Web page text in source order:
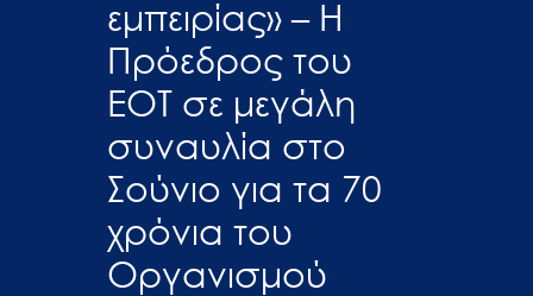
εμπειρίας» – Η
Πρόεδρος του
ΕΟΤ σε μεγάλη
συναυλία στο
Σούνιο για τα 70
χρόνια του
Οργανισμού